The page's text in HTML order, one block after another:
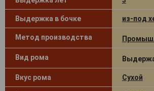
Выдержка в бочке из-под
Метод производства
Вид рома
Вкус рома Сухой